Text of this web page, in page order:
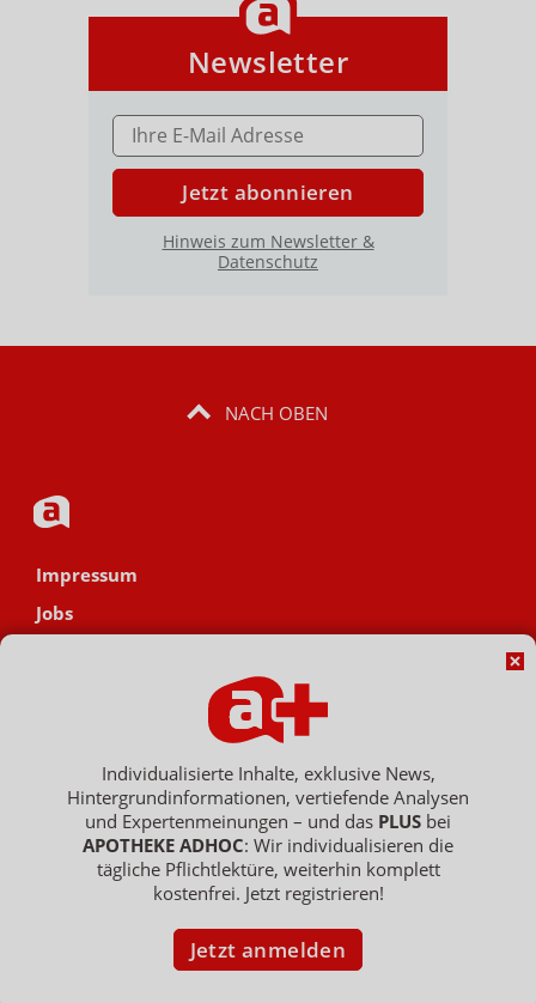
Newsletter
E-MAIL ADRESSE
Jetzt abonnieren
Hinweis zum Newsletter &
Datenschutz
NACH OBEN
Impressum
Jobs
Hinweisgebersystem
Vertrag widerrufen
Copyright © 2007 - 2026 , APOTHEKE ADHOC ist ein Dienst der ELPATO
Geschäftsführer: Patrick Hollstein, Thomas Bellartz / Amtsgericht Berlin
Charlottenburg / HRB 204 379 B
Individualisierte Inhalte, exklusive News,
Hintergrundinformationen, vertiefende Analysen
und Expertenmeinungen – und das PLUS bei
APOTHEKE ADHOC: Wir individualisieren die
tägliche Pflichtlektüre, weiterhin komplett
kostenfrei. Jetzt registrieren!
Jetzt anmelden